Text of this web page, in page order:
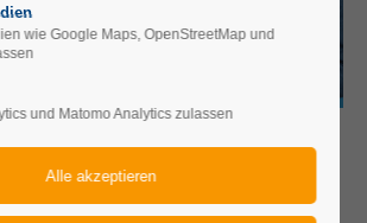
password?
dolor sit amet:
wie Google Maps, OpenStreetMap und
und Matomo Analytics zulassen